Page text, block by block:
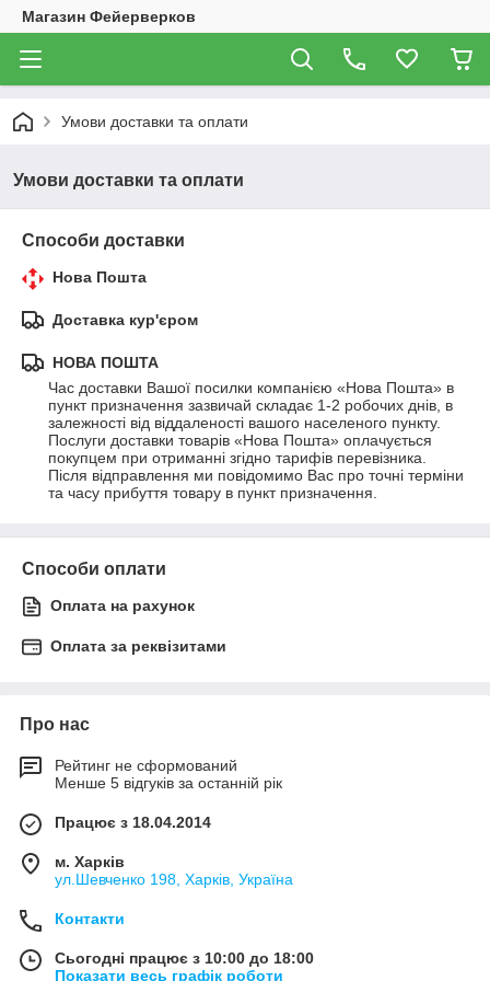
Магазин Фейерверков
Умови доставки та оплати
Умови доставки та оплати
Способи доставки
Нова Пошта
Доставка кур'єром
НОВА ПОШТА
Час доставки Вашої посилки компанією «Нова Пошта» в
пункт призначення зазвичай складає 1-2 робочих днів, в
залежності від віддаленості вашого населеного пункту.
Послуги доставки товарів «Нова Пошта» оплачується
покупцем при отриманні згідно тарифів перевізника.
Після відправлення ми повідомимо Вас про точні терміни
та часу прибуття товару в пункт призначення.
Способи оплати
Оплата на рахунок
Оплата за реквізитами
Про нас
Рейтинг не сформований
Менше 5 відгуків за останній рік
Працює з 18.04.2014
м. Харків
ул.Шевченко 198, Харків, Україна
Контакти
Сьогодні працює з 10:00 до 18:00
Показати весь графік роботи